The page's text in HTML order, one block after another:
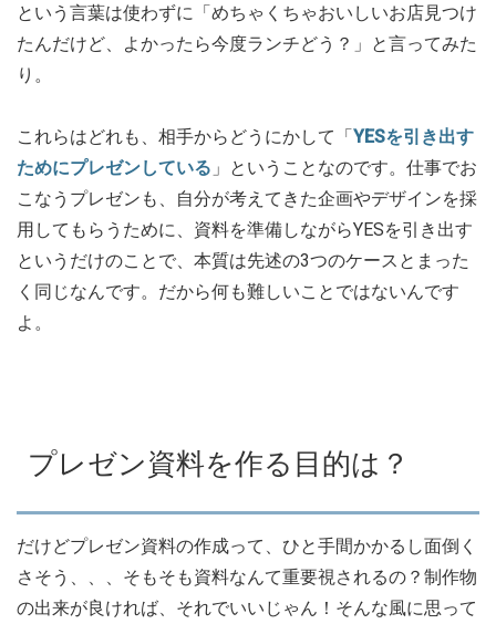
という言葉は使わずに「めちゃくちゃおいしいお店見つけ
たんだけど、よかったら今度ランチどう？」と言ってみた
り。
これらはどれも、相手からどうにかして「YESを引き出す
ためにプレゼンしている 」ということなのです。仕事でお
こなうプレゼンも、自分が考えてきた企画やデザインを採
用してもらうために、資料を準備しながらYESを引き出す
というだけのことで、本質は先述の3つのケースとまった
く同じなんです。だから何も難しいことではないんです
よ。
プレゼン資料を作る目的は？
だけどプレゼン資料の作成って、ひと手間かかるし面倒く
さそう、、、そもそも資料なんて重要視されるの？制作物
の出来が良ければ、それでいいじゃん！そんな風に思って